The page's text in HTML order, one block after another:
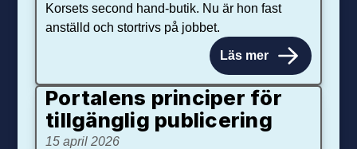
Korsets second hand-butik. Nu är hon fast
anställd och stortrivs på jobbet.
Läs mer
Portalens principer för
tillgänglig publicering
15 april 2026